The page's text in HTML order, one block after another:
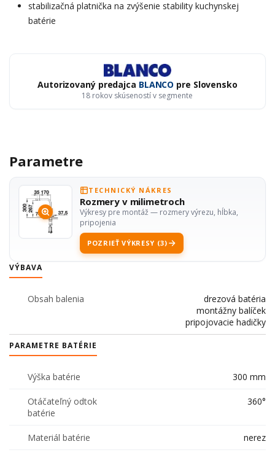
stabilizačná platnička na zvýšenie stability kuchynskej
batérie
Autorizovaný predajca BLANCO pre Slovensko
18 rokov skúseností v segmente
Parametre
TECHNICKÝ NÁKRES
Rozmery v milimetroch
Výkresy pre montáž — rozmery výrezu, hĺbka,
pripojenia
POZRIEŤ VÝKRESY (3)
VÝBAVA
Obsah balenia
drezová batéria
montážny balíček
pripojovacie hadičky
PARAMETRE BATÉRIE
Výška batérie 300 mm
Otáčateľný odtok
batérie
360°
Materiál batérie nerez